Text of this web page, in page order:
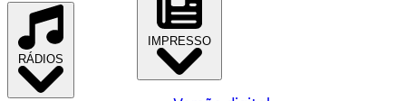
RÁDIOS
IMPRESSO